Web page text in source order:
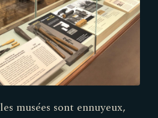
musées sont ennuyeux,